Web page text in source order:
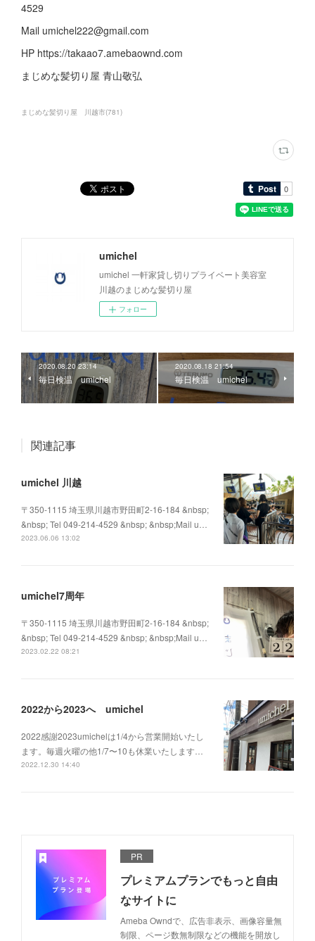
4529
Mail umichel222@gmail.com
HP https://takaao7.amebaownd.com
まじめな髪切り屋 青山敬弘
まじめな髪切り屋 川越市(781)
umichel
umichel 一軒家貸し切りプライベート美容室
川越のまじめな髪切り屋
フォロー
2020.08.20 23:14
毎日検温 umichel
2020.08.18 21:54
毎日検温 umichel
関連記事
umichel 川越
〒350-1115 埼玉県川越市野田町2-16-184 &nbsp;
&nbsp; Tel 049-214-4529 &nbsp; &nbsp;Mail u…
2023.06.06 13:02
umichel7周年
〒350-1115 埼玉県川越市野田町2-16-184 &nbsp;
&nbsp; Tel 049-214-4529 &nbsp; &nbsp;Mail u…
2023.02.22 08:21
2022から2023へ umichel
2022感謝2023umichelは1/4から営業開始いたし
ます。毎週火曜の他1/7〜10も休業いたします…
2022.12.30 14:40
PR
プレミアムプランでもっと自由
なサイトに
Ameba Owndで、広告非表示、画像容量無
制限、ページ数無制限などの機能を開放し